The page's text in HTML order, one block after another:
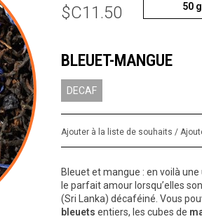
$C11.50 50 g
BLEUET-MANGUE
DECAF
Ajouter à la liste de souhaits/
Bleuet et mangue : en voilà
le parfait amour lorsqu’elles
(Sri Lanka) décaféiné. Vous
bleuets entiers, les cubes de